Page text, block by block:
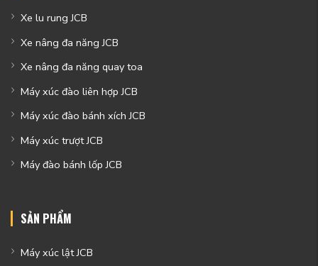
Xe lu rung JCB
Xe nâng đa năng JCB
Xe nâng đa năng quay toa
Máy xúc đào liên hợp JCB
Máy xúc đào bánh xích JCB
Máy xúc trượt JCB
Máy đào bánh lốp JCB
SẢN PHẨM
Máy xúc lật JCB